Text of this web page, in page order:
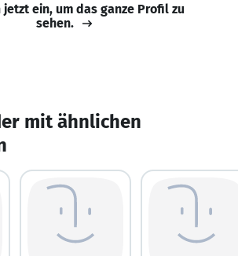
jetzt ein, um das ganze Profil zu
sehen.
mit ähnlichen